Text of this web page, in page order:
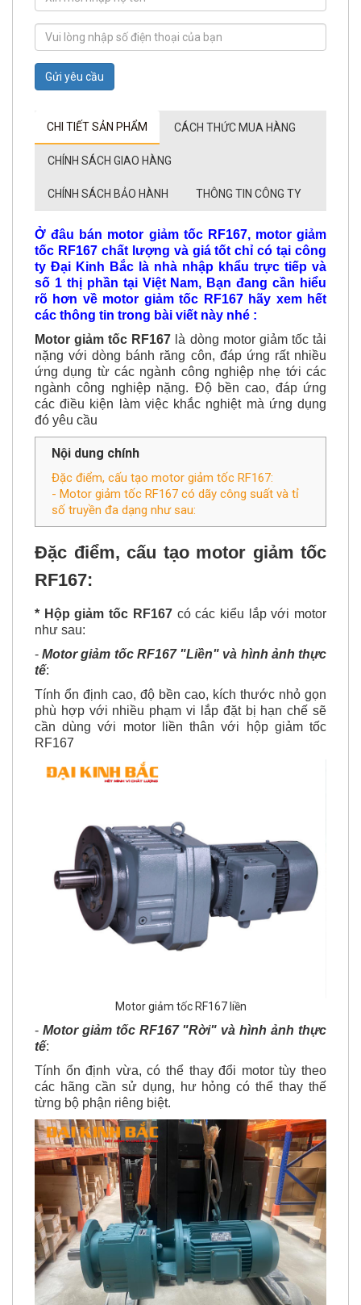
Gửi yêu cầu
CHI TIẾT SẢN PHẨM CÁCH THỨC MUA HÀNG
CHÍNH SÁCH GIAO HÀNG
CHÍNH SÁCH BẢO HÀNH THÔNG TIN CÔNG TY
Ở đâu bán motor giảm tốc RF167, motor giảm
tốc RF167 chất lượng và giá tốt chỉ có tại công
ty Đại Kinh Bắc là nhà nhập khẩu trực tiếp và
số 1 thị phần tại Việt Nam, Bạn đang cần hiểu
rõ hơn về motor giảm tốc RF167 hãy xem hết
các thông tin trong bài viết này nhé :
Motor giảm tốc RF167 là dòng motor giảm tốc tải
nặng với dòng bánh răng côn, đáp ứng rất nhiều
ứng dụng từ các ngành công nghiệp nhẹ tới các
ngành công nghiệp nặng. Độ bền cao, đáp ứng
các điều kiện làm việc khắc nghiệt mà ứng dụng
đó yêu cầu
Nội dung chính
Đặc điểm, cấu tạo motor giảm tốc RF167:
- Motor giảm tốc RF167 có dãy công suất và tỉ
số truyền đa dạng như sau:
Đặc điểm, cấu tạo motor giảm tốc
RF167:
* Hộp giảm tốc RF167có các kiểu lắp với motor
như sau:
-Motor giảm tốc RF167 "Liền" và hình ảnh thực
tế:
Tính ổn định cao, độ bền cao, kích thước nhỏ gọn
phù hợp với nhiều phạm vi lắp đặt bị hạn chế sẽ
cần dùng với motor liền thân với hộp giảm tốc
RF167
Motor giảm tốc RF167 liền
- Motor giảm tốc RF167 "Rời" và hình ảnh thực
tế:
Tính ổn định vừa, có thể thay đổi motor tùy theo
các hãng cần sử dụng, hư hỏng có thể thay thế
từng bộ phận riêng biệt.